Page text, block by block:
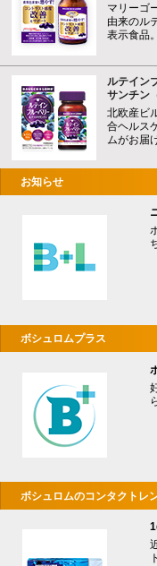
マリーゴ
由来のル
表示食品。
ルテイン
サンチン
北欧産ビ
合ヘルス
ムがお届
お知らせ
ボシュロムプラス
ボシュロムのコンタクトレ